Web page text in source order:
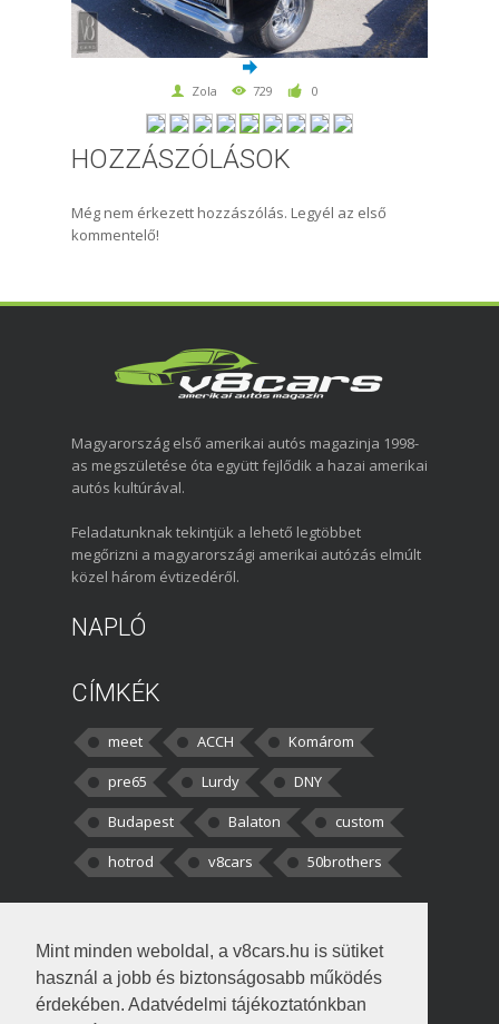
Mint minden weboldal, a v8cars.hu is sütiket
használ a jobb és biztonságosabb működés
érdekében. Adatvédelmi tájékoztatónkban
Zola 729 0
HOZZÁSZÓLÁSOK
Még nem érkezett hozzászólás. Legyél az első
kommentelő!
Magyarország első amerikai autós magazinja 1998-
as megszületése óta együtt fejlődik a hazai amerikai
autós kultúrával.
Feladatunknak tekintjük a lehető legtöbbet
megőrizni a magyarországi amerikai autózás elmúlt
közel három évtizedéről.
NAPLÓ
CÍMKÉK
meet ACCH
Komárom
pre65
Lurdy
DNY
Budapest
Balaton
custom
hotrod
v8cars 50brothers
kortisz:Elszúrtam! Én csak két
darabbaal számoltam. Nem tudtam, hogy fél autót,